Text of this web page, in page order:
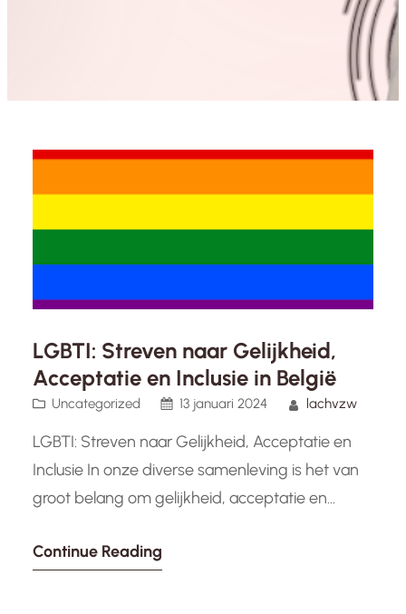
LGBTI: Streven naar Gelijkheid,
Acceptatie en Inclusie in België
Uncategorized 13 januari 2024 lachvzw
LGBTI: Streven naar Gelijkheid, Acceptatie en
Inclusie In onze diverse samenleving is het van
groot belang om gelijkheid, acceptatie en
ongeacht hun seksuele oriëntatie,
Continue Reading